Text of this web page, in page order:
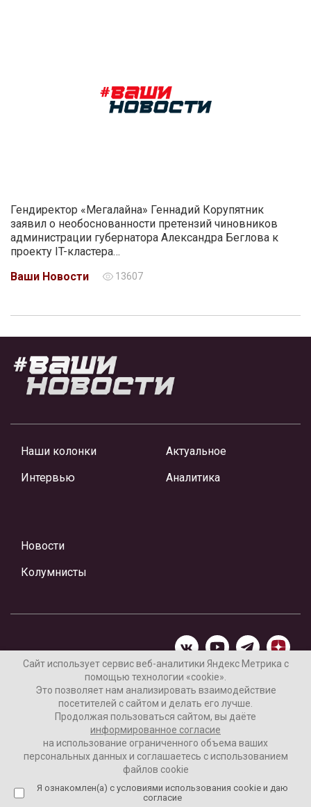
Гендиректор «Мегалайна» Геннадий Корупятник
заявил о необоснованности претензий чиновников
администрации губернатора Александра Беглова к
проекту IT-кластера…
Ваши Новости
13607
Наши колонки
Интервью
Актуальное
Аналитика
Новости
Колумнисты
Материалы предоставлены редакцией Интернет-газеты
«Ваши новости»
Нашли ошибку? Выделите ее и нажмите Ctrl+Enter
Согласие пользователя на обработку данных
Сайт использует сервис веб-аналитики Яндекс Метрика с
помощью технологии «cookie».
Это позволяет нам анализировать взаимодействие
посетителей с сайтом и делать его лучше.
Продолжая пользоваться сайтом, вы даёте
информированное согласие
на использование ограниченного объема ваших
персональных данных и соглашаетесь с использованием
файлов cookie
Я ознакомлен(а) с условиями использования cookie и даю
согласие